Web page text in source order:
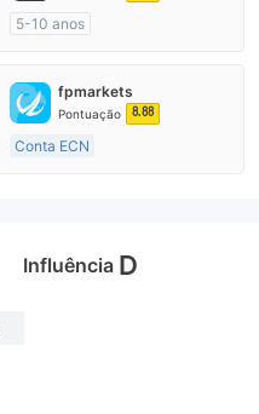
5-10 anos
Market Marketing (MM)
Etiqueta principal MT4
fpmarkets
Pontuação 8.88
Conta ECN
Etiqueta principal MT4
Influência D